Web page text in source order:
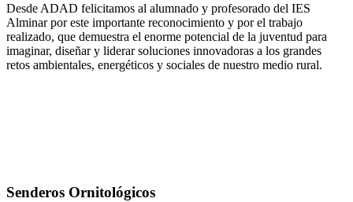
Desde ADAD felicitamos al alumnado y profesorado del IES
Alminar por este importante reconocimiento y por el trabajo
realizado, que demuestra el enorme potencial de la juventud para
imaginar, diseñar y liderar soluciones innovadoras a los grandes
retos ambientales, energéticos y sociales de nuestro medio rural.
Senderos Ornitológicos